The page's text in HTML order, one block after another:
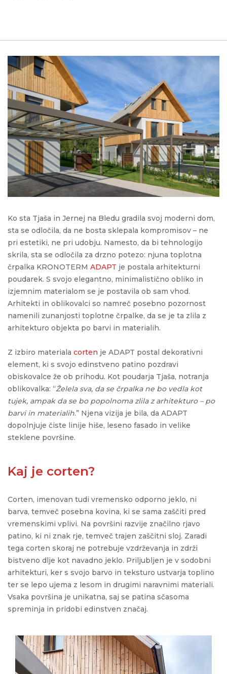
Ko sta Tjaša in Jernej na Bledu gradila svoj moderni dom,
sta se odločila, da ne bosta sklepala kompromisov – ne
pri estetiki, ne pri udobju. Namesto, da bi tehnologijo
skrila, sta se odločila za drzno potezo: njuna toplotna
črpalka KRONOTERM ADAPT je postala arhitekturni
poudarek. S svojo elegantno, minimalistično obliko in
izjemnim materialom se je postavila ob sam vhod.
Arhitekti in oblikovalci so namreč posebno pozornost
namenili zunanjosti toplotne črpalke, da se je ta zlila z
arhitekturo objekta po barvi in materialih.
Z izbiro materiala corten je ADAPT postal dekorativni
element, ki s svojo edinstveno patino pozdravi
obiskovalce že ob prihodu. Kot poudarja Tjaša, notranja
oblikovalka: “Želela sva, da se črpalka ne bo vedla kot
tujek, ampak da se bo popolnoma zlila z arhitekturo – po
barvi in materialih.” Njena vizija je bila, da ADAPT
dopolnjuje čiste linije hiše, leseno fasado in velike
steklene površine.
Kaj je corten?
Corten, imenovan tudi vremensko odporno jeklo, ni
barva, temveč posebna kovina, ki se sama zaščiti pred
vremenskimi vplivi. Na površini razvije značilno rjavo
patino, ki ni znak rje, temveč trajen zaščitni sloj. Zaradi
tega corten skoraj ne potrebuje vzdrževanja in zdrži
bistveno dlje kot navadno jeklo. Priljubljen je v sodobni
arhitekturi, ker s svojo barvo in teksturo ustvarja toplino
ter se lepo ujema z lesom in drugimi naravnimi materiali.
Vsaka površina je unikatna, saj se patina sčasoma
spreminja in pridobi edinstven značaj.